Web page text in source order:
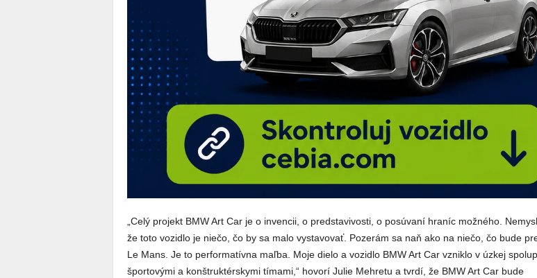
„Celý projekt BMW Art Car je o invencii, o predstavivosti, o posúvaní hraníc možného.
že toto vozidlo je niečo, čo by sa malo vystavovať. Pozerám sa naň ako na niečo, čo bude
Le Mans. Je to performatívna maľba. Moje dielo a vozidlo BMW Art Car vzniklo v úzkej
športovými a konštruktérskymi tímami,“ hovorí Julie Mehretu a tvrdí, že BMW Art Car bude